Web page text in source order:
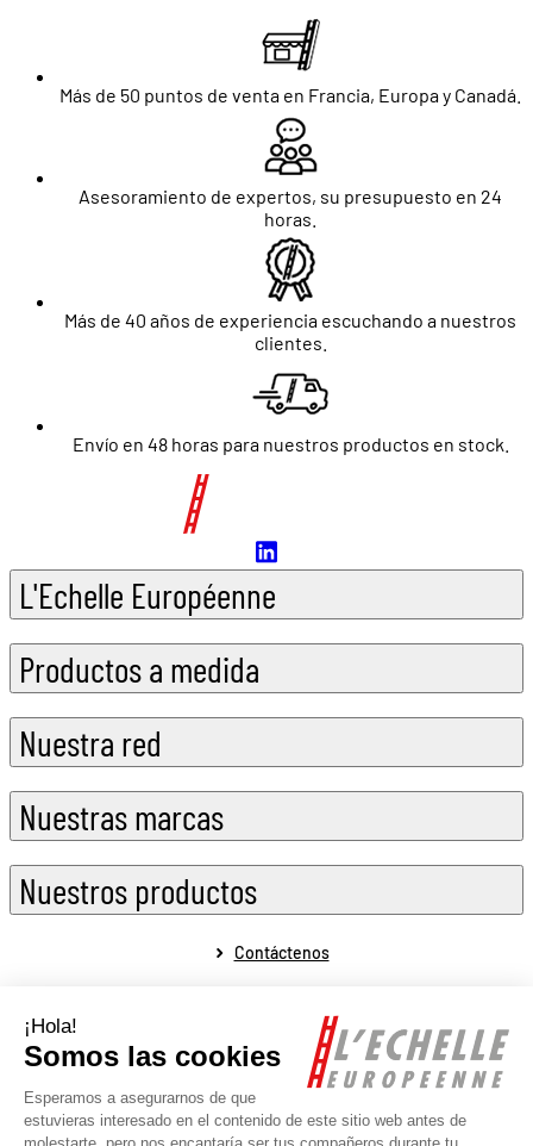
Más de 50 puntos de venta en Francia, Europa y Canadá.
Asesoramiento de expertos, su presupuesto en 24
horas.
Más de 40 años de experiencia escuchando a nuestros
clientes.
Envío en 48 horas para nuestros productos en stock.
L'Echelle Européenne
Productos a medida
Nuestra red
Nuestras marcas
Nuestros productos
Contáctenos